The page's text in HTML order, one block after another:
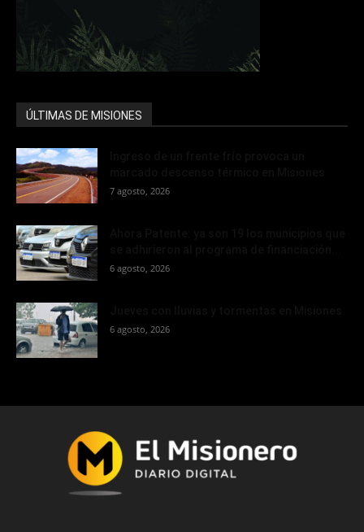
ÚLTIMAS DE MISIONES
7 agosto, 2026
6 agosto, 2026
6 agosto, 2026